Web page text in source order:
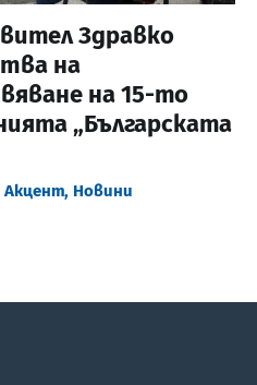
Здравко
на
на 15-то
„Българската
Акцент, Новини